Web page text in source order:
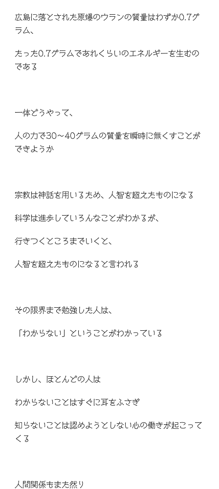
広島に落とされた原爆のウランの質量はわずか0.7グ
ラム、
たった0.7グラムであれくらいのエネルギーを生むの
である
一体どうやって、
人の力で30～40グラムの質量を瞬時に無くすことが
できようか
宗教は神話を用いるため、人智を超えたものになる
科学は進歩していろんなことがわかるが、
行きつくところまでいくと、
人智を超えたものになると言われる
その限界まで勉強した人は、
「わからない」ということがわかっている
しかし、ほとんどの人は
わからないことはすぐに耳をふさぎ
知らないことは認めようとしない心の働きが起こって
くる
人間関係もまた然り